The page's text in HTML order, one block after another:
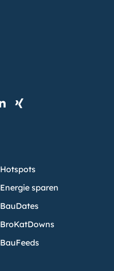
Hotspots
Energie sparen
BauDates
BroKatDowns
BauFeeds